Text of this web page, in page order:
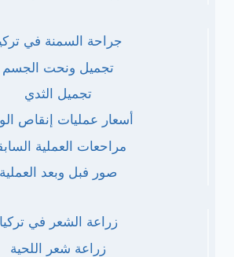
جراحة السمنة في
تجميل ونحت الجسم
تجميل الثدي
أسعار عمليات إنقاص
مراحعات العملية
صور فبل وبعد العملية
زراعة الشعر في تركيا
زراعة شعر اللحية